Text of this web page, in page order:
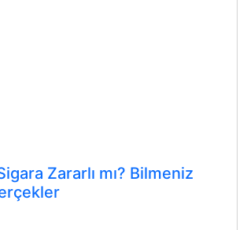
Zararlı mı? Bilmeniz